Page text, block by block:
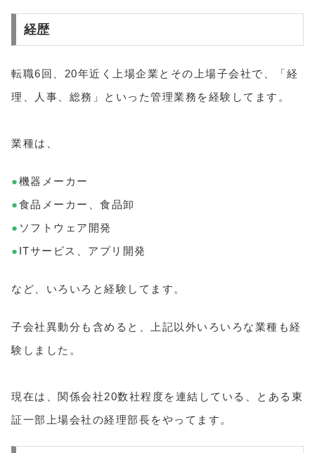
経歴
転職6回、20年近く上場企業とその上場子会社で、「経
理、人事、総務」といった管理業務を経験してます。
業種は、
●機器メーカー
●食品メーカー、食品卸
● ソフトウェア開発
● ITサービス、アプリ開発
など、いろいろと経験してます。
子会社異動分も含めると、上記以外いろいろな業種も経
験しました。
現在は、関係会社20数社程度を連結している、とある東
証一部上場会社の経理部長をやってます。